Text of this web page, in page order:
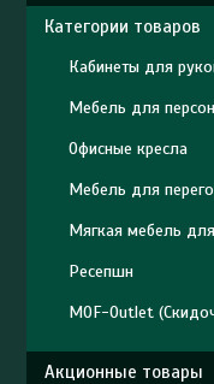
Категории товаров
Кабинеты для
Мебель для
Офисные кресла
Мебель для
Мягкая мебель
Ресепшн
MOF-Outlet
Акционные товары